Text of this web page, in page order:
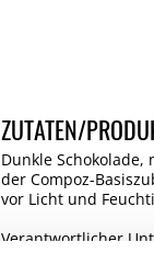
ZUTATEN/
Dunkle Schokolade,
der Compoz-
vor Licht und
Verantwortlicher